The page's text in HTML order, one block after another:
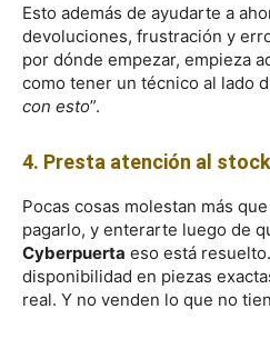
Esto además de ayudarte a
devoluciones, frustración y
por dónde empezar, empieza
como tener un técnico al lado
con esto”.
4. Presta atención al
Pocas cosas molestan más
pagarlo, y enterarte luego de
Cyberpuerta eso está
disponibilidad en piezas
real. Y no venden lo que no